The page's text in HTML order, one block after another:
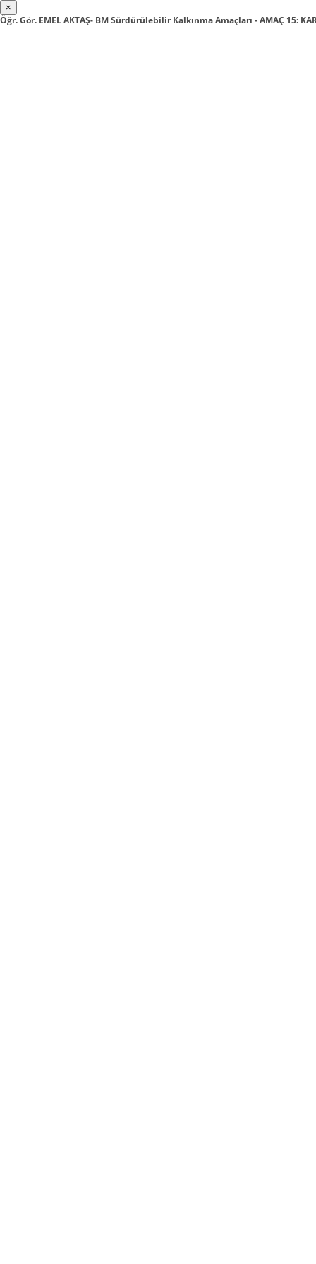
×
Öğr. Gör. EMEL AKTAŞ- BM Sürdürülebilir Kalkınma Amaçları - AMAÇ 15: